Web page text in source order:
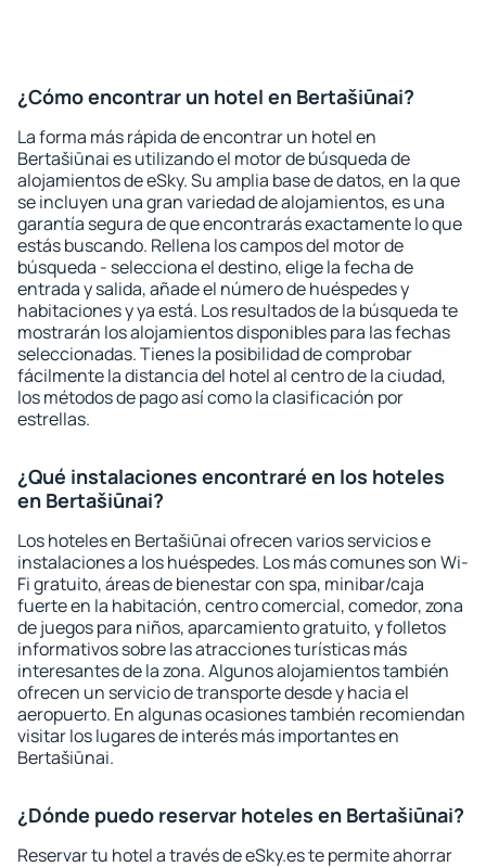
¿Cómo encontrar un hotel en Bertašiūnai?
La forma más rápida de encontrar un hotel en
Bertašiūnai es utilizando el motor de búsqueda de
alojamientos de eSky. Su amplia base de datos, en la que
se incluyen una gran variedad de alojamientos, es una
garantía segura de que encontrarás exactamente lo que
estás buscando. Rellena los campos del motor de
búsqueda - selecciona el destino, elige la fecha de
entrada y salida, añade el número de huéspedes y
habitaciones y ya está. Los resultados de la búsqueda te
mostrarán los alojamientos disponibles para las fechas
seleccionadas. Tienes la posibilidad de comprobar
fácilmente la distancia del hotel al centro de la ciudad,
los métodos de pago así como la clasificación por
estrellas.
¿Qué instalaciones encontraré en los hoteles
en Bertašiūnai?
Los hoteles en Bertašiūnai ofrecen varios servicios e
instalaciones a los huéspedes. Los más comunes son Wi-
Fi gratuito, áreas de bienestar con spa, minibar/caja
fuerte en la habitación, centro comercial, comedor, zona
de juegos para niños, aparcamiento gratuito, y folletos
informativos sobre las atracciones turísticas más
interesantes de la zona. Algunos alojamientos también
ofrecen un servicio de transporte desde y hacia el
aeropuerto. En algunas ocasiones también recomiendan
visitar los lugares de interés más importantes en
Bertašiūnai.
¿Dónde puedo reservar hoteles en Bertašiūnai?
Reservar tu hotel a través de eSky.es te permite ahorrar